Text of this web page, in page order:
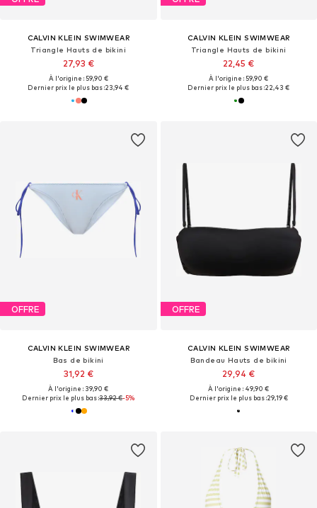
CALVIN KLEIN SWIMWEAR
Triangle Hauts de bikini
27,93 €
À l'origine : 59,90 €
Dernier prix le plus bas :23,94 €
CALVIN KLEIN SWIMWEAR
Triangle Hauts de bikini
22,45 €
À l'origine : 59,90 €
Dernier prix le plus bas :22,43 €
OFFRE
CALVIN KLEIN SWIMWEAR
Bas de bikini
31,92 €
À l'origine : 39,90 €
Dernier prix le plus bas :33,92 €-5%
OFFRE
CALVIN KLEIN SWIMWEAR
Bandeau Hauts de bikini
29,94 €
À l'origine : 49,90 €
Dernier prix le plus bas :29,19 €